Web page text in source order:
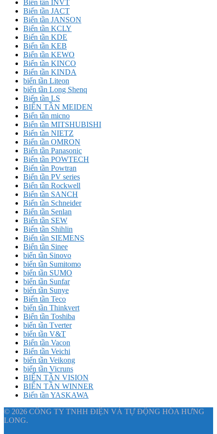
Biến tần INVT
Biến tần JACT
Biến tần JANSON
Biến tần KCLY
Biến tần KDE
Biến tần KEB
Biến tần KEWO
Biến tần KINCO
Biến tần KINDA
biến tần Liteon
biến tần Long Shenq
Biến tần LS
BIẾN TẦN MEIDEN
Biến tần micno
Biến tần MITSHUBISHI
Biến tần NIETZ
Biến tần OMRON
Biến tần Panasonic
Biến tần POWTECH
Biến tần Powtran
Biến tần PV series
Biến tần Rockwell
Biến tần SANCH
Biến tần Schneider
Biến tần Senlan
Biến tần SEW
Biến tần Shihlin
Biến tần SIEMENS
Biến tần Sinee
biến tần Sinovo
biến tần Sumitomo
biến tần SUMO
biến tần Sunfar
biến tần Sunye
Biến tần Teco
biến tần Thinkvert
Biến tần Toshiba
biến tần Tverter
biến tần V&T
Biến tần Vacon
Biến tần Veichi
biến tần Veikong
biến tần Vicruns
BIẾN TẦN VISION
BIẾN TẦN WINNER
Biến tần YASKAWA
© 2026 CÔNG TY TNHH ĐIỆN VÀ TỰ ĐỘNG HÓA HƯNG
LONG.